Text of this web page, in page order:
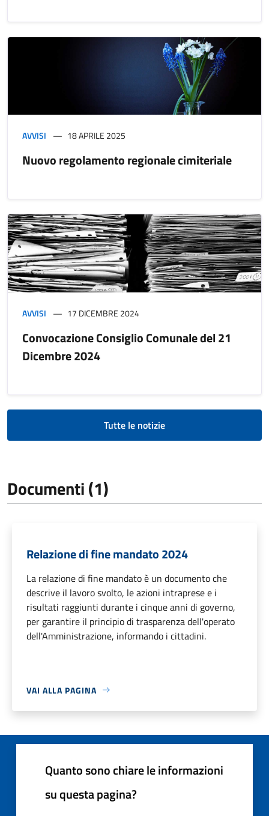
AVVISI 18 APRILE 2025
Nuovo regolamento regionale cimiteriale
AVVISI 17 DICEMBRE 2024
Convocazione Consiglio Comunale del 21
Dicembre 2024
Tutte le notizie
Documenti (1)
Relazione di fine mandato 2024
La relazione di fine mandato è un documento che
descrive il lavoro svolto, le azioni intraprese e i
risultati raggiunti durante i cinque anni di governo,
per garantire il principio di trasparenza dell'operato
dell'Amministrazione, informando i cittadini.
VAI ALLA PAGINA
Quanto sono chiare le informazioni
su questa pagina?